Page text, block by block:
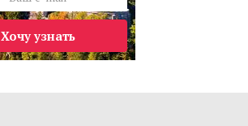
Хочу узнать